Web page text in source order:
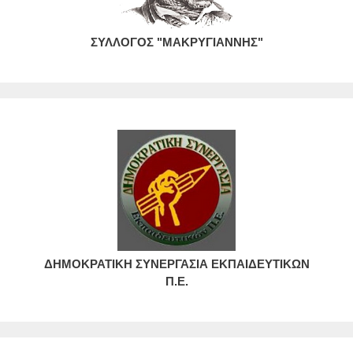
ΣΥΛΛΟΓΟΣ "ΜΑΚΡΥΓΙΑΝΝΗΣ"
ΔΗΜΟΚΡΑΤΙΚΗ ΣΥΝΕΡΓΑΣΙΑ ΕΚΠΑΙΔΕΥΤΙΚΩΝ
Π.Ε.